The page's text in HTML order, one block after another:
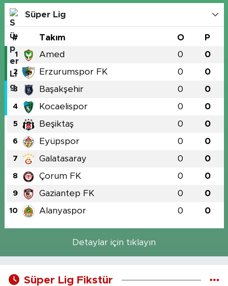
Süper Lig
# Takım O P
1 Amed 0 0
2 Erzurumspor FK 0 0
3 Başakşehir 0 0
4 Kocaelispor 0 0
5 Beşiktaş 0 0
6 Eyüpspor 0 0
7 Galatasaray 0 0
8 Çorum FK 0 0
9 Gaziantep FK 0 0
10 Alanyaspor 0 0
Detaylar için tıklayın
Süper Lig Fikstür